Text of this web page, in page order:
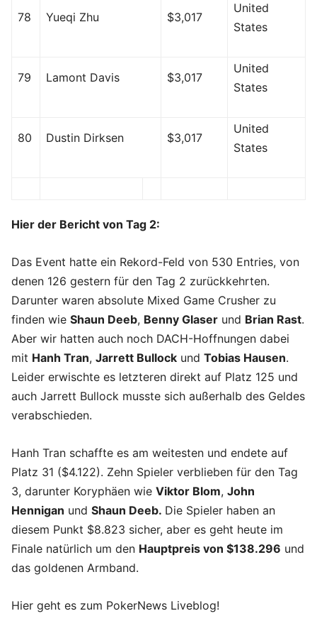
78 Yueqi Zhu $3,017
United
States
79 Lamont Davis $3,017
United
States
80 Dustin Dirksen $3,017
United
States
Hier der Bericht von Tag 2:
Das Event hatte ein Rekord-Feld von 530 Entries, von
denen 126 gestern für den Tag 2 zurückkehrten.
Darunter waren absolute Mixed Game Crusher zu
finden wie Shaun Deeb, Benny Glaser und Brian Rast.
Aber wir hatten auch noch DACH-Hoffnungen dabei
mit Hanh Tran, Jarrett Bullock und Tobias Hausen.
Leider erwischte es letzteren direkt auf Platz 125 und
auch Jarrett Bullock musste sich außerhalb des Geldes
verabschieden.
Hanh Tran schaffte es am weitesten und endete auf
Platz 31 ($4.122). Zehn Spieler verblieben für den Tag
3, darunter Koryphäen wie Viktor Blom, John
Hennigan und Shaun Deeb. Die Spieler haben an
diesem Punkt $8.823 sicher, aber es geht heute im
Finale natürlich um den Hauptpreis von $138.296 und
das goldenen Armband.
Hier geht es zum PokerNews Liveblog!